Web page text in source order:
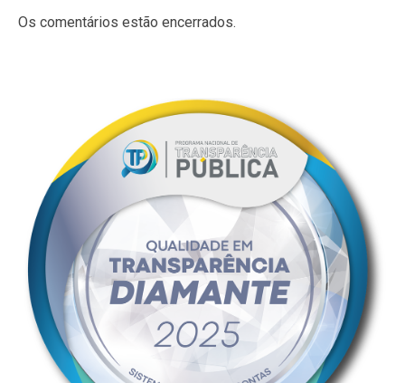
Os comentários estão encerrados.